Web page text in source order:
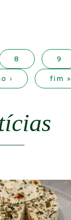
8 9
› fim »